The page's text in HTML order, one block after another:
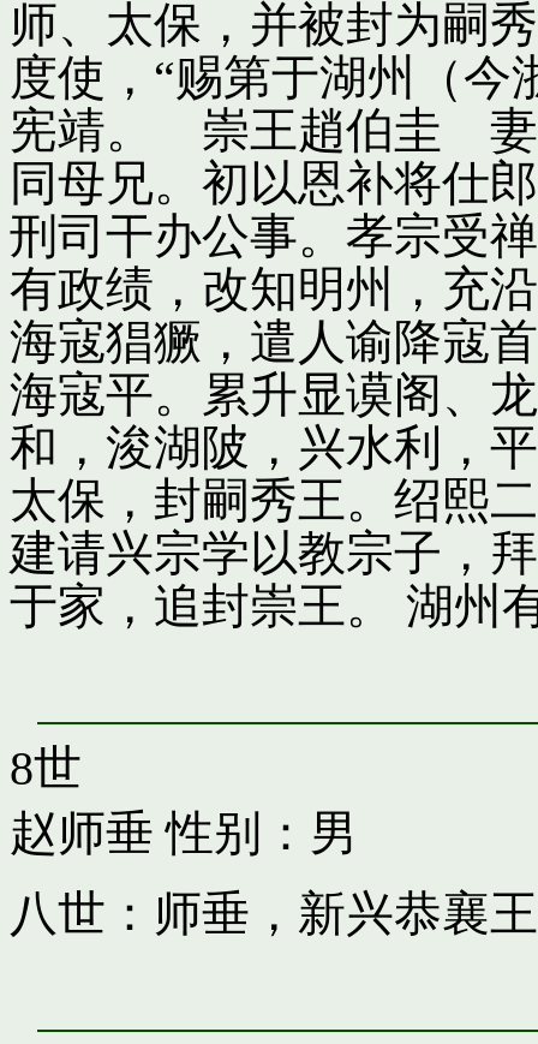
师、太保，并被封为嗣
度使，“赐第于湖州（今
宪靖。 崇王趙伯圭 妻
同母兄。初以恩补将仕
刑司干办公事。孝宗受
有政绩，改知明州，充
海寇猖獗，遣人谕降寇
海寇平。累升显谟阁、
和，浚湖陂，兴水利，
太保，封嗣秀王。绍熙
建请兴宗学以教宗子，
于家，追封崇王。 湖州
8世
赵师垂 性别：男
八世：师垂，新兴恭襄王